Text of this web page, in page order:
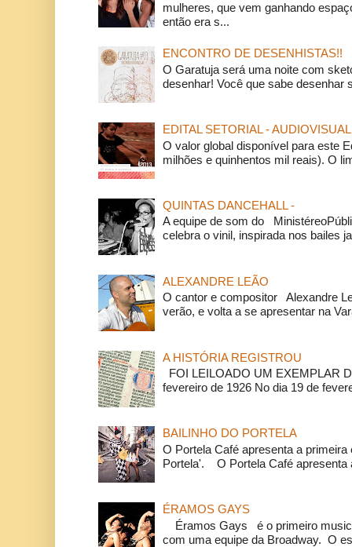
mulheres, que vem ganhando
então era s...
ENCONTRO DE DESENHISTAS!!
O Garatuja será uma noite com
desenhar! Você que sabe desenhar
EDITAL SETORIAL - AUDIOVISUAL
O valor global disponível para este
milhões e quinhentos mil reais). O
QUINTAS DANCEHALL -
A equipe de som do
celebra o vinil, inspirada nos bailes
ALEXANDRE LEÃO
O cantor e compositor Alexandre
verão, e volta a se apresentar na
A HISTÓRIA REGISTROU
FOI LEILOADO UM EXEMPLAR
fevereiro de 1926 No dia 19 de
BAILINHO DO PORTELA
O Portela Café apresenta a
Portela'. O Portela Café apresenta
ÉRAMOS GAYS
Éramos Gays é o primeiro
com uma equipe da Broadway. O